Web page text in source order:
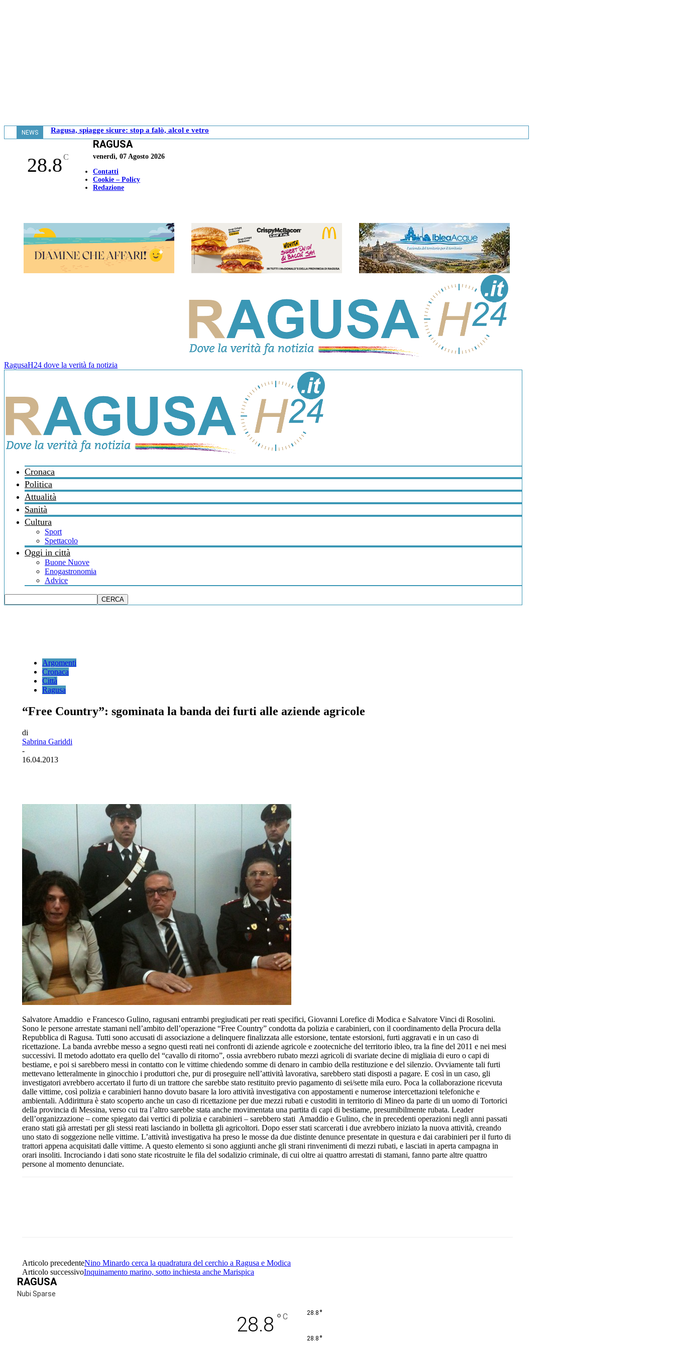
NEWS Ragusa, spiagge sicure: stop a falò, alcol e vetro
28.8C
RAGUSA
venerdì, 07 Agosto 2026
Contatti
Cookie – Policy
Redazione
RagusaH24 dove la verità fa notizia
Cronaca
Politica
Attualità
Sanità
Cultura
Sport
Spettacolo
Oggi in città
Buone Nuove
Enogastronomia
Advice
Argomenti
Cronaca
Città
Ragusa
“Free Country”: sgominata la banda dei furti alle aziende agricole
di
Sabrina Gariddi
-
16.04.2013
Salvatore Amaddio e Francesco Gulino, ragusani entrambi pregiudicati per reati specifici, Giovanni Lorefice di Modica e Salvatore Vinci di Rosolini.
Sono le persone arrestate stamani nell’ambito dell’operazione “Free Country” condotta da polizia e carabinieri, con il coordinamento della Procura della
Repubblica di Ragusa. Tutti sono accusati di associazione a delinquere finalizzata alle estorsione, tentate estorsioni, furti aggravati e in un caso di
ricettazione. La banda avrebbe messo a segno questi reati nei confronti di aziende agricole e zootecniche del territorio ibleo, tra la fine del 2011 e nei mesi
successivi. Il metodo adottato era quello del “cavallo di ritorno”, ossia avrebbero rubato mezzi agricoli di svariate decine di migliaia di euro o capi di
bestiame, e poi si sarebbero messi in contatto con le vittime chiedendo somme di denaro in cambio della restituzione e del silenzio. Ovviamente tali furti
mettevano letteralmente in ginocchio i produttori che, pur di proseguire nell’attività lavorativa, sarebbero stati disposti a pagare. E così in un caso, gli
investigatori avrebbero accertato il furto di un trattore che sarebbe stato restituito previo pagamento di sei/sette mila euro. Poca la collaborazione ricevuta
dalle vittime, così polizia e carabinieri hanno dovuto basare la loro attività investigativa con appostamenti e numerose intercettazioni telefoniche e
ambientali. Addirittura è stato scoperto anche un caso di ricettazione per due mezzi rubati e custoditi in territorio di Mineo da parte di un uomo di Tortorici
della provincia di Messina, verso cui tra l’altro sarebbe stata anche movimentata una partita di capi di bestiame, presumibilmente rubata. Leader
dell’organizzazione – come spiegato dai vertici di polizia e carabinieri – sarebbero stati Amaddio e Gulino, che in precedenti operazioni negli anni passati
erano stati già arrestati per gli stessi reati lasciando in bolletta gli agricoltori. Dopo esser stati scarcerati i due avrebbero iniziato la nuova attività, creando
uno stato di soggezione nelle vittime. L’attività investigativa ha preso le mosse da due distinte denunce presentate in questura e dai carabinieri per il furto di
trattori appena acquisitati dalle vittime. A questo elemento si sono aggiunti anche gli strani rinvenimenti di mezzi rubati, e lasciati in aperta campagna in
orari insoliti. Incrociando i dati sono state ricostruite le fila del sodalizio criminale, di cui oltre ai quattro arrestati di stamani, fanno parte altre quattro
persone al momento denunciate.
Articolo precedenteNino Minardo cerca la quadratura del cerchio a Ragusa e Modica
Articolo successivoInquinamento marino, sotto inchiesta anche Marispica
RAGUSA
Nubi Sparse
28.8 ° C 28.8 °
28.8 °